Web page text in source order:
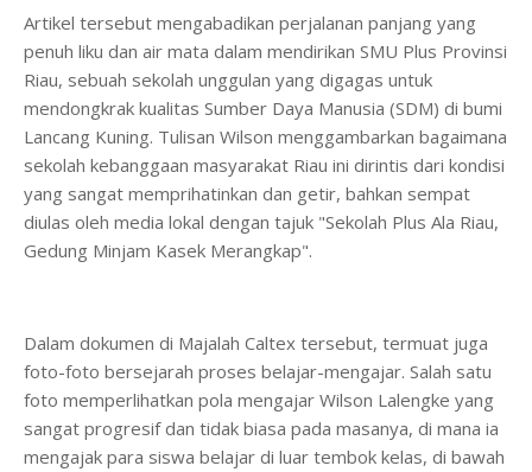
Artikel tersebut mengabadikan perjalanan panjang yang
penuh liku dan air mata dalam mendirikan SMU Plus Provinsi
Riau, sebuah sekolah unggulan yang digagas untuk
mendongkrak kualitas Sumber Daya Manusia (SDM) di bumi
Lancang Kuning. Tulisan Wilson menggambarkan bagaimana
sekolah kebanggaan masyarakat Riau ini dirintis dari kondisi
yang sangat memprihatinkan dan getir, bahkan sempat
diulas oleh media lokal dengan tajuk "Sekolah Plus Ala Riau,
Gedung Minjam Kasek Merangkap".
Dalam dokumen di Majalah Caltex tersebut, termuat juga
foto-foto bersejarah proses belajar-mengajar. Salah satu
foto memperlihatkan pola mengajar Wilson Lalengke yang
sangat progresif dan tidak biasa pada masanya, di mana ia
mengajak para siswa belajar di luar tembok kelas, di bawah